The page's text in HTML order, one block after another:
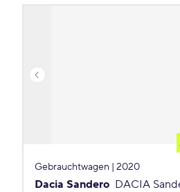
Gebrauchtwagen | 2020
Dacia Sandero DACIA